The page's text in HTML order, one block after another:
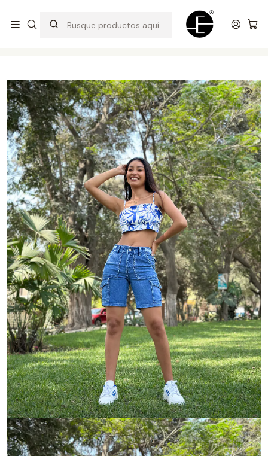
Prendas cómodas y exclusivas para renovar tu estilo